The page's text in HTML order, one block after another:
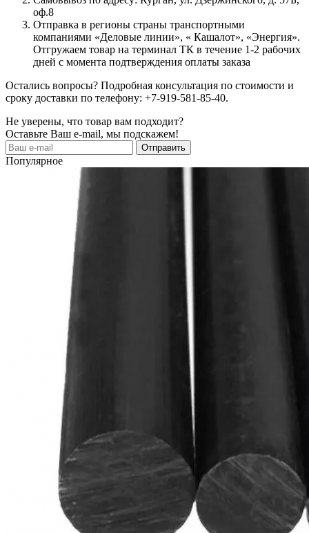
оф.8
Отправка в регионы страны транспортными
компаниями «Деловые линии», « Кашалот», «Энергия».
Отгружаем товар на терминал ТК в течение 1-2 рабочих
дней с момента подтверждения оплаты заказа
Остались вопросы? Подробная консультация по стоимости и
сроку доставки по телефону: +7-919-581-85-40.
Не уверены, что товар вам подходит?
Оставьте Ваш e-mail, мы подскажем!
Популярное